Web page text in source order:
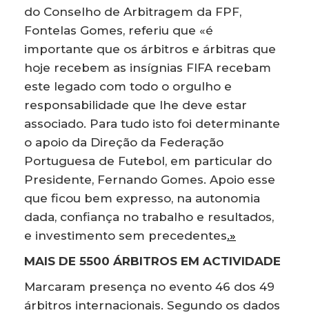
do Conselho de Arbitragem da FPF,
Fontelas Gomes, referiu que «é
importante que os árbitros e árbitras que
hoje recebem as insígnias FIFA recebam
este legado com todo o orgulho e
responsabilidade que lhe deve estar
associado. Para tudo isto foi determinante
o apoio da Direção da Federação
Portuguesa de Futebol, em particular do
Presidente, Fernando Gomes. Apoio esse
que ficou bem expresso, na autonomia
dada, confiança no trabalho e resultados,
e investimento sem precedentes.»
MAIS DE 5500 ÁRBITROS EM ACTIVIDADE
Marcaram presença no evento 46 dos 49
árbitros internacionais. Segundo os dados